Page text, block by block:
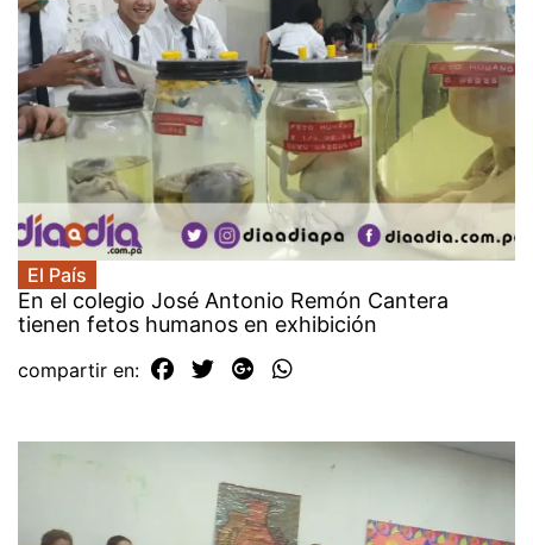
El País
En el colegio José Antonio Remón Cantera
tienen fetos humanos en exhibición
compartir en: